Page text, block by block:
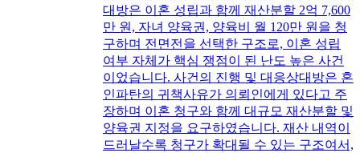
대방은 이혼 성립과 함께 재산분할 2억 7,600
만 원, 자녀 양육권, 양육비 월 120만 원을 청
구하며 전면전을 선택한 구조로, 이혼 성립
여부 자체가 핵심 쟁점이 된 난도 높은 사건
이었습니다. 사건의 진행 및 대응상대방은 혼
인파탄의 귀책사유가 의뢰인에게 있다고 주
장하며 이혼 청구와 함께 대규모 재산분할 및
양육권 지정을 요구하였습니다. 재산 내역이
드러날수록 청구가 확대될 수 있는 구조여서,